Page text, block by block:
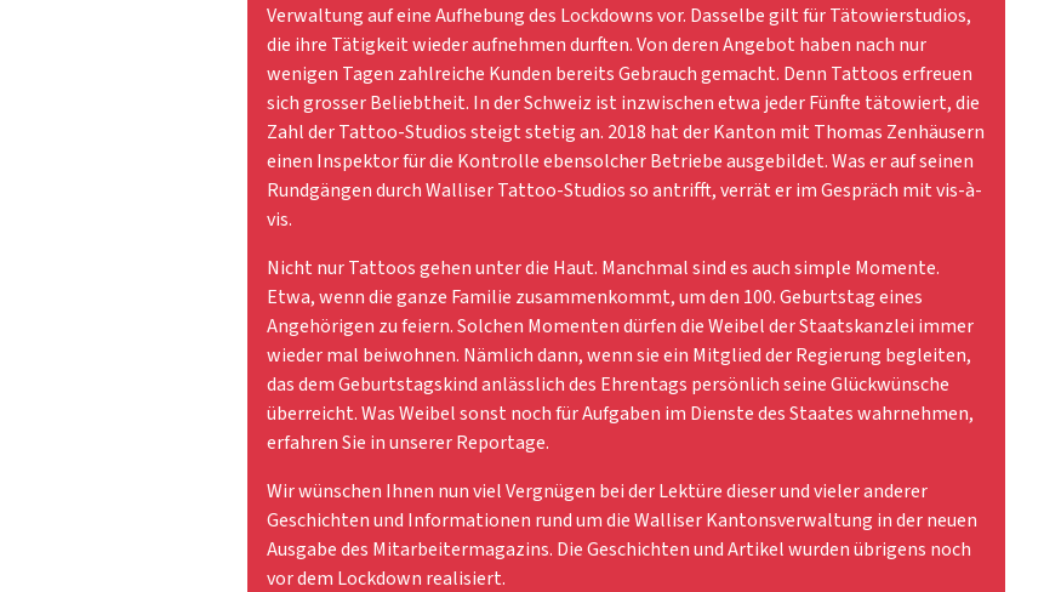
Verwaltung auf eine Aufhebung des Lockdowns vor. Dasselbe gilt für Tätowierstudios,
die ihre Tätigkeit wieder aufnehmen durften. Von deren Angebot haben nach nur
wenigen Tagen zahlreiche Kunden bereits Gebrauch gemacht. Denn Tattoos erfreuen
sich grosser Beliebtheit. In der Schweiz ist inzwischen etwa jeder Fünfte tätowiert, die
Zahl der Tattoo-Studios steigt stetig an. 2018 hat der Kanton mit Thomas Zenhäusern
einen Inspektor für die Kontrolle ebensolcher Betriebe ausgebildet. Was er auf seinen
Rundgängen durch Walliser Tattoo-Studios so antrifft, verrät er im Gespräch mit vis-à-
vis.
Nicht nur Tattoos gehen unter die Haut. Manchmal sind es auch simple Momente.
Etwa, wenn die ganze Familie zusammenkommt, um den 100. Geburtstag eines
Angehörigen zu feiern. Solchen Momenten dürfen die Weibel der Staatskanzlei immer
wieder mal beiwohnen. Nämlich dann, wenn sie ein Mitglied der Regierung begleiten,
das dem Geburtstagskind anlässlich des Ehrentags persönlich seine Glückwünsche
überreicht. Was Weibel sonst noch für Aufgaben im Dienste des Staates wahrnehmen,
erfahren Sie in unserer Reportage.
Wir wünschen Ihnen nun viel Vergnügen bei der Lektüre dieser und vieler anderer
Geschichten und Informationen rund um die Walliser Kantonsverwaltung in der neuen
Ausgabe des Mitarbeitermagazins. Die Geschichten und Artikel wurden übrigens noch
vor dem Lockdown realisiert.